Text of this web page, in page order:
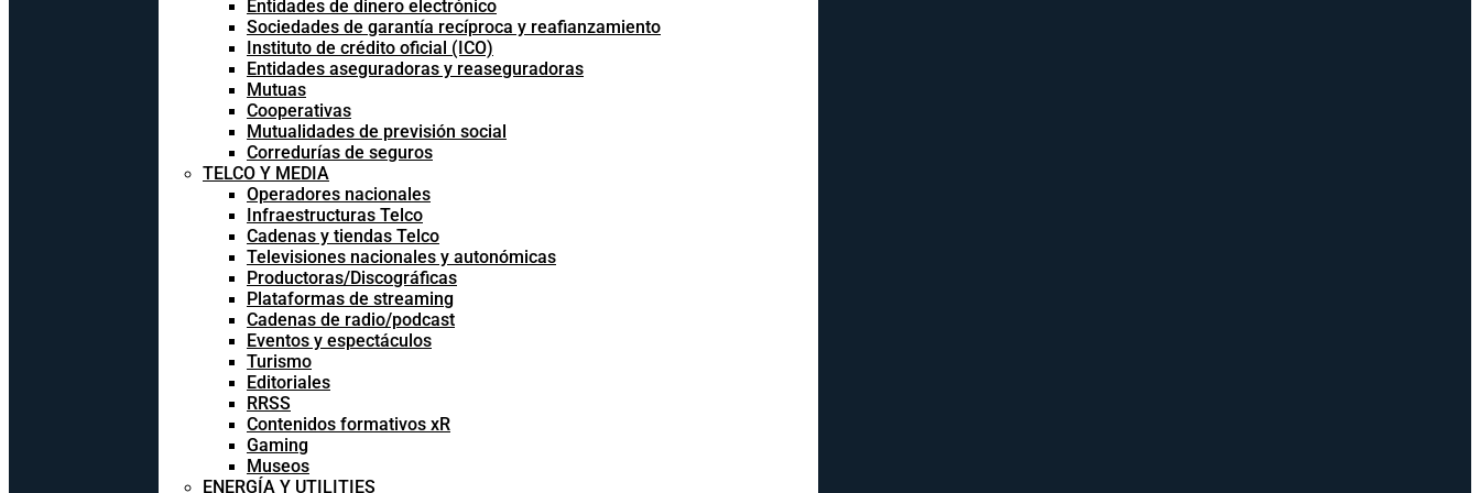
Entidades de dinero electrónico
Sociedades de garantía recíproca y reafianzamiento
Instituto de crédito oficial (ICO)
Entidades aseguradoras y reaseguradoras
Mutuas
Cooperativas
Mutualidades de previsión social
Corredurías de seguros
TELCO Y MEDIA
Operadores nacionales
Infraestructuras Telco
Cadenas y tiendas Telco
Televisiones nacionales y autonómicas
Productoras/Discográficas
Plataformas de streaming
Cadenas de radio/podcast
Eventos y espectáculos
Turismo
Editoriales
RRSS
Contenidos formativos xR
Gaming
Museos
ENERGÍA Y UTILITIES